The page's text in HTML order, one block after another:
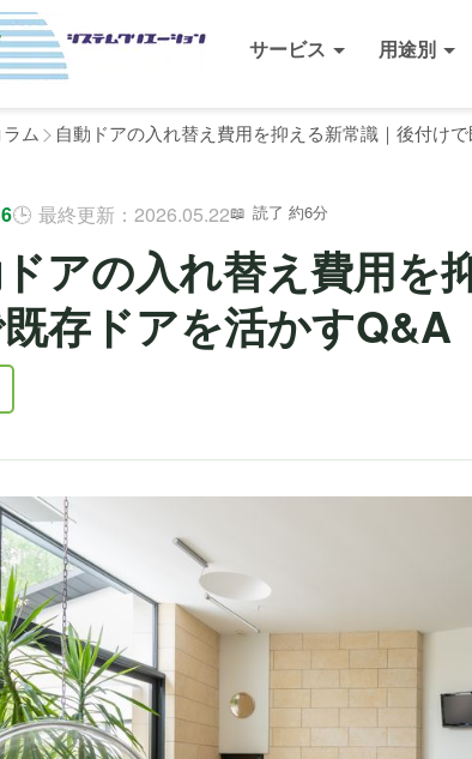
サービス 用途別
ラム 自動ドアの入れ替え費用を抑える新常識｜後付け
最終更新：2026.05.22 読了 約6分
アの入れ替え費用を
存ドアを活かすQ&A